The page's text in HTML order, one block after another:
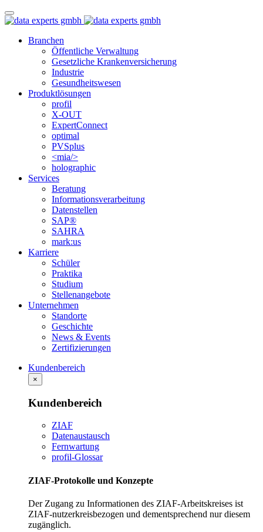
Branchen
Öffentliche Verwaltung
Gesetzliche Krankenversicherung
Industrie
Gesundheitswesen
Produktlösungen
profil
X-OUT
ExpertConnect
optimal
PVSplus
<mia/>
holographic
Services
Beratung
Informations­verarbeitung
Datenstellen
SAP®
SAHRA
mark:us
Karriere
Schüler
Praktika
Studium
Stellenangebote
Unternehmen
Standorte
Geschichte
News & Events
Zertifizierungen
Kundenbereich
×
Kundenbereich
ZIAF
Datenaustausch
Fernwartung
profil-Glossar
ZIAF-Protokolle und Konzepte
Der Zugang zu Informationen des ZIAF-Arbeitskreises ist
ZIAF-nutzerkreisbezogen und dementsprechend nur diesem
zugänglich.